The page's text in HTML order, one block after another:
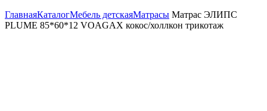
ГлавнаяКаталогМебель детскаяМатрасы Матрас ЭЛИПС
PLUME 85*60*12 VOAGAX кокос/холлкон трикотаж